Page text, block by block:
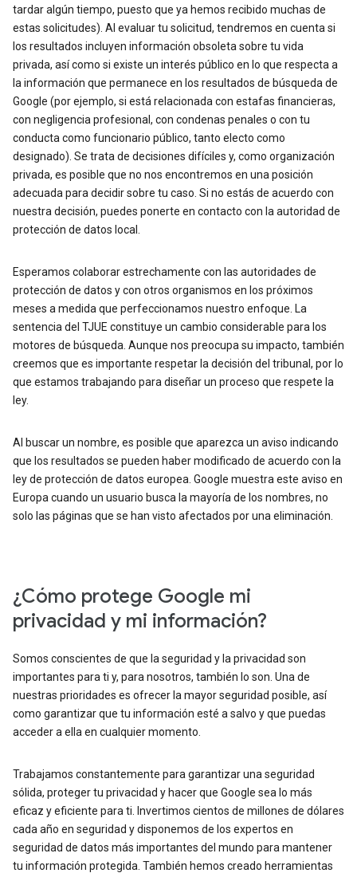
tardar algún tiempo, puesto que ya hemos recibido muchas de
estas solicitudes). Al evaluar tu solicitud, tendremos en cuenta si
los resultados incluyen información obsoleta sobre tu vida
privada, así como si existe un interés público en lo que respecta a
la información que permanece en los resultados de búsqueda de
Google (por ejemplo, si está relacionada con estafas financieras,
con negligencia profesional, con condenas penales o con tu
conducta como funcionario público, tanto electo como
designado). Se trata de decisiones difíciles y, como organización
privada, es posible que no nos encontremos en una posición
adecuada para decidir sobre tu caso. Si no estás de acuerdo con
nuestra decisión, puedes ponerte en contacto con la autoridad de
protección de datos local.
Esperamos colaborar estrechamente con las autoridades de
protección de datos y con otros organismos en los próximos
meses a medida que perfeccionamos nuestro enfoque. La
sentencia del TJUE constituye un cambio considerable para los
motores de búsqueda. Aunque nos preocupa su impacto, también
creemos que es importante respetar la decisión del tribunal, por lo
que estamos trabajando para diseñar un proceso que respete la
ley.
Al buscar un nombre, es posible que aparezca un aviso indicando
que los resultados se pueden haber modificado de acuerdo con la
ley de protección de datos europea. Google muestra este aviso en
Europa cuando un usuario busca la mayoría de los nombres, no
solo las páginas que se han visto afectados por una eliminación.
¿Cómo protege Google mi
privacidad y mi información?
Somos conscientes de que la seguridad y la privacidad son
importantes para ti y, para nosotros, también lo son. Una de
nuestras prioridades es ofrecer la mayor seguridad posible, así
como garantizar que tu información esté a salvo y que puedas
acceder a ella en cualquier momento.
Trabajamos constantemente para garantizar una seguridad
sólida, proteger tu privacidad y hacer que Google sea lo más
eficaz y eficiente para ti. Invertimos cientos de millones de dólares
cada año en seguridad y disponemos de los expertos en
seguridad de datos más importantes del mundo para mantener
tu información protegida. También hemos creado herramientas